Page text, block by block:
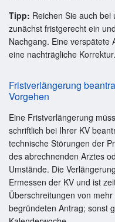
Tipp: Reichen Sie auch
zunächst fristgerecht ein
Nachgang. Eine verspätete
eine nachträgliche Korrektur.
Fristverlängerung
Vorgehen
Eine Fristverlängerung
schriftlich bei Ihrer KV
technische Störungen der
des abrechnenden Arztes
Umstände. Die
Ermessen der KV und ist
Überschreitungen von
begründeten Antrag; sonst